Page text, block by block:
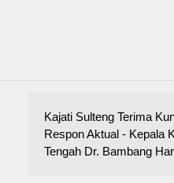
Kajati Sulteng Terima
Respon Aktual - Kepala
Tengah Dr. Bambang